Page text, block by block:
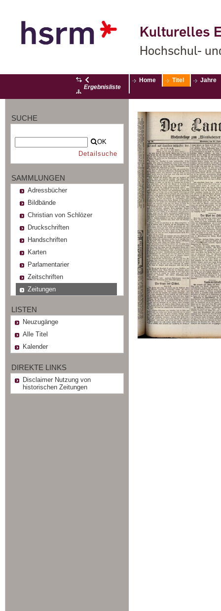
Kulturelles
Hochschul-
Ergebnisliste
Home Titel Jahre
SUCHE
OK
Detailsuche
SAMMLUNGEN
Adressbücher
Bildbände
Christian von Schlözer
Druckschriften
Handschriften
Karten
Parlamentarier
Zeitschriften
Zeitungen
LISTEN
Neuzugänge
Alle Titel
Kalender
DIREKTE LINKS
Disclaimer Nutzung von
historischen Zeitungen